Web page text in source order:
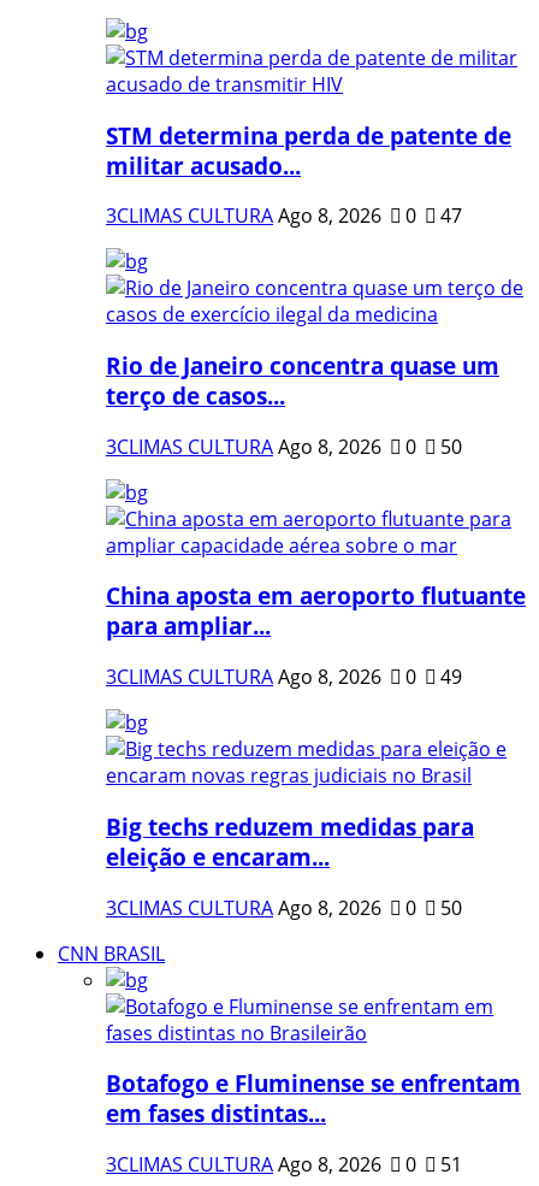
STM determina perda de patente de
militar acusado...
3CLIMAS CULTURAAgo 8, 2026 0 47
Rio de Janeiro concentra quase um
terço de casos...
3CLIMAS CULTURAAgo 8, 2026 0 50
China aposta em aeroporto flutuante
para ampliar...
3CLIMAS CULTURAAgo 8, 2026 0 49
Big techs reduzem medidas para
eleição e encaram...
3CLIMAS CULTURAAgo 8, 2026 0
50
CNN BRASIL
Botafogo e Fluminense se enfrentam
em fases distintas...
3CLIMAS CULTURAAgo 8, 2026 0 51